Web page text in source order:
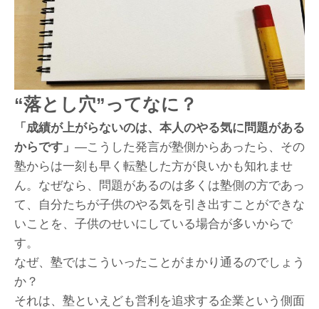
“落とし穴”ってなに？
「成績が上がらないのは、本人のやる気に問題がある
からです」 ―こうした発言が塾側からあったら、その
塾からは一刻も早く転塾した方が良いかも知れませ
ん。なぜなら、問題があるのは多くは塾側の方であっ
て、自分たちが子供のやる気を引き出すことができな
いことを、子供のせいにしている場合が多いからで
す。
なぜ、塾ではこういったことがまかり通るのでしょう
か？
それは、塾といえども営利を追求する企業という側面